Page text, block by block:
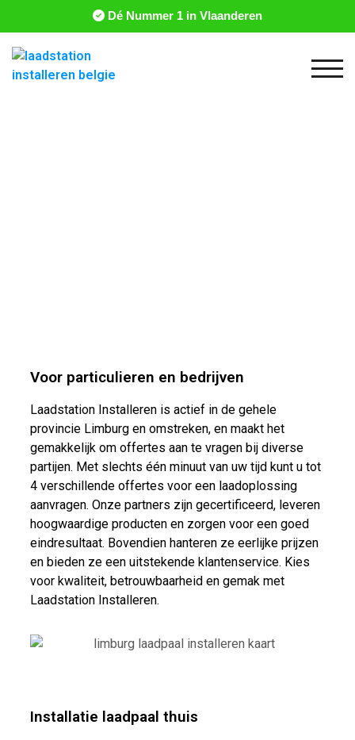
Dé Nummer 1 in Vlaanderen
Voor particulieren en bedrijven
Laadstation Installeren is actief in de gehele
provincie Limburg en omstreken, en maakt het
gemakkelijk om offertes aan te vragen bij diverse
partijen. Met slechts één minuut van uw tijd kunt u tot
4 verschillende offertes voor een laadoplossing
aanvragen. Onze partners zijn gecertificeerd, leveren
hoogwaardige producten en zorgen voor een goed
eindresultaat. Bovendien hanteren ze eerlijke prijzen
en bieden ze een uitstekende klantenservice. Kies
voor kwaliteit, betrouwbaarheid en gemak met
Laadstation Installeren.
Installatie laadpaal thuis